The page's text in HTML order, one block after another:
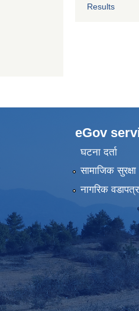
Results
eGov
घटना दर्ता
सामाजिक सुरक्षा
नागरिक वडापत्र